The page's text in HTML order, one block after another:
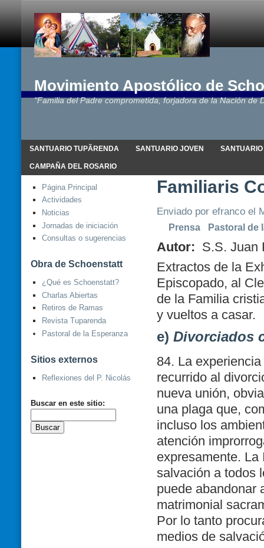
Movimiento Apostólico de
"Familia del Padre comprometida, forjadora de la Nación de
SANTUARIO TUPÃRENDA SANTUARIO JOVEN
CAMPAÑA DEL ROSARIO
Página Principal
Actividades
Noticias
Jornadas de iniciación
Consultas o sugerencias
Obra de Schoenstatt
¿Qué es Schoenstatt?
Charlas Abiertas
Retiros de Ramas
Revista Tuparenda
Pastoral de la Esperanza
Sitios externos
Reflexiones del P. Nicolás
Buscar en este sitio:
Familiaris
Enviado por efranco el
Prensa Pastoral de
Autor: S.S. Juan
Extractos de la
Episcopado, al
de la Familia
y vueltos a casar.
e) Divorciados
84. La
recurrido al
nueva unión,
una plaga que,
incluso los
atención
expresamente. La
salvación a todos
puede
matrimonial
Por lo tanto
medios de